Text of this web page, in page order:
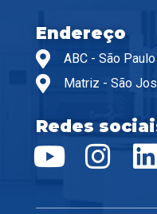
Endereço
ABC - São
Matriz - São
Redes